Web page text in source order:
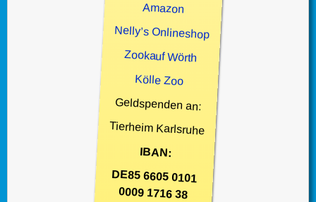
Amazon
Nelly’s Onlineshop
Zookauf Wörth
Kölle Zoo
Geldspenden an:
Tierheim Karlsruhe
IBAN:
DE85 6605 0101
0009 1716 38